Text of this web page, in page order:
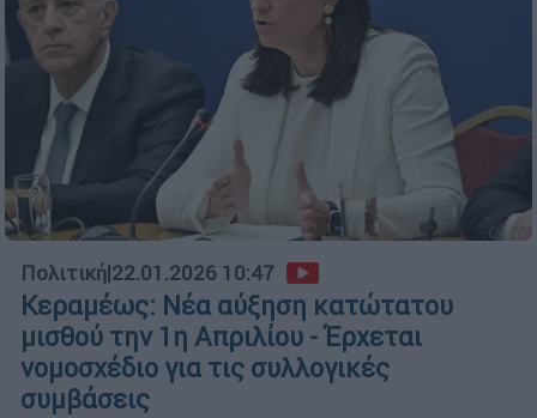
Πολιτική|22.01.2026 10:47
Κεραμέως: Νέα αύξηση κατώτατου
μισθού την 1η Απριλίου - Έρχεται
νομοσχέδιο για τις συλλογικές
συμβάσεις